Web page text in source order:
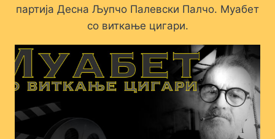
партија Десна Љупчо Палевски Палчо. Муабет
со виткање цигари.